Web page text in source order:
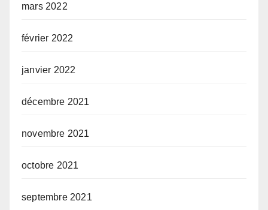
mars 2022
février 2022
janvier 2022
décembre 2021
novembre 2021
octobre 2021
septembre 2021